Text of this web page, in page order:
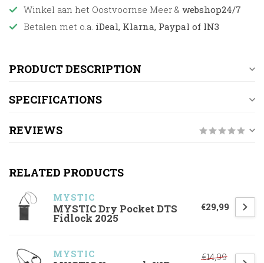
Winkel aan het Oostvoornse Meer & webshop24/7
Betalen met o.a. iDeal, Klarna, Paypal of IN3
PRODUCT DESCRIPTION
SPECIFICATIONS
REVIEWS
RELATED PRODUCTS
MYSTIC
MYSTIC Dry Pocket DTS
Fidlock 2025
€29,99
MYSTIC €14,99